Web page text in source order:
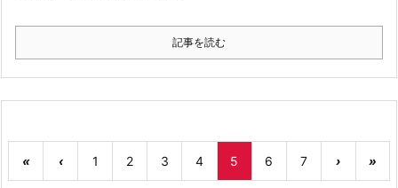
記事を読む
« ‹ 1 2 3 4 5 6 7 › »